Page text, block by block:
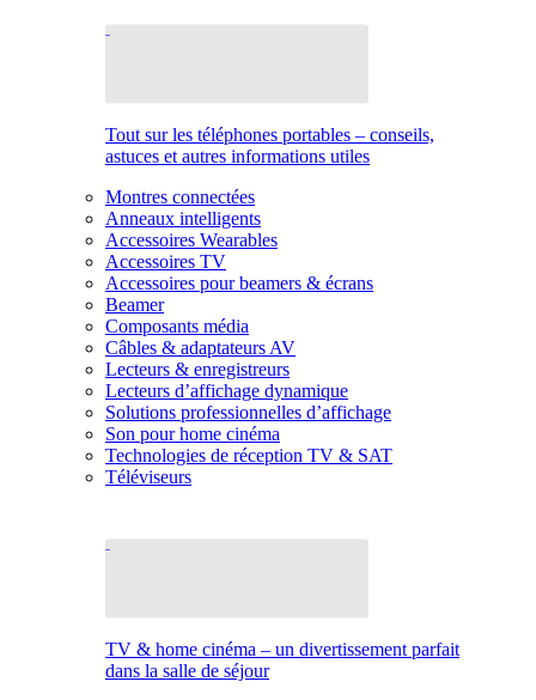
Tout sur les téléphones portables – conseils,
astuces et autres informations utiles
Montres connectées
Anneaux intelligents
Accessoires Wearables
Accessoires TV
Accessoires pour beamers & écrans
Beamer
Composants média
Câbles & adaptateurs AV
Lecteurs & enregistreurs
Lecteurs d’affichage dynamique
Solutions professionnelles d’affichage
Son pour home cinéma
Technologies de réception TV & SAT
Téléviseurs
TV & home cinéma – un divertissement parfait
dans la salle de séjour